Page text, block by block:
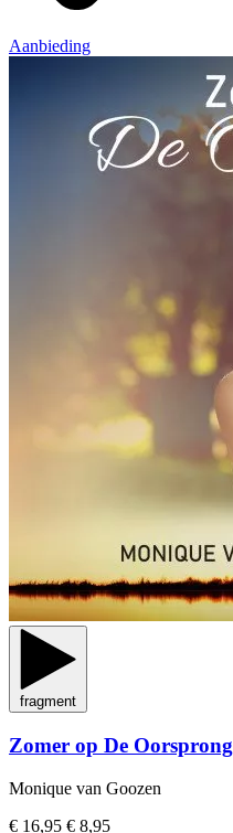
Aanbieding
fragment
Zomer op De Oorsprong
Monique van Goozen
€ 16,95 € 8,95